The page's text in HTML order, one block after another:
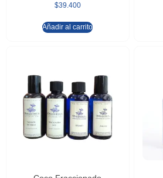
$39.400
Añadir al carrito